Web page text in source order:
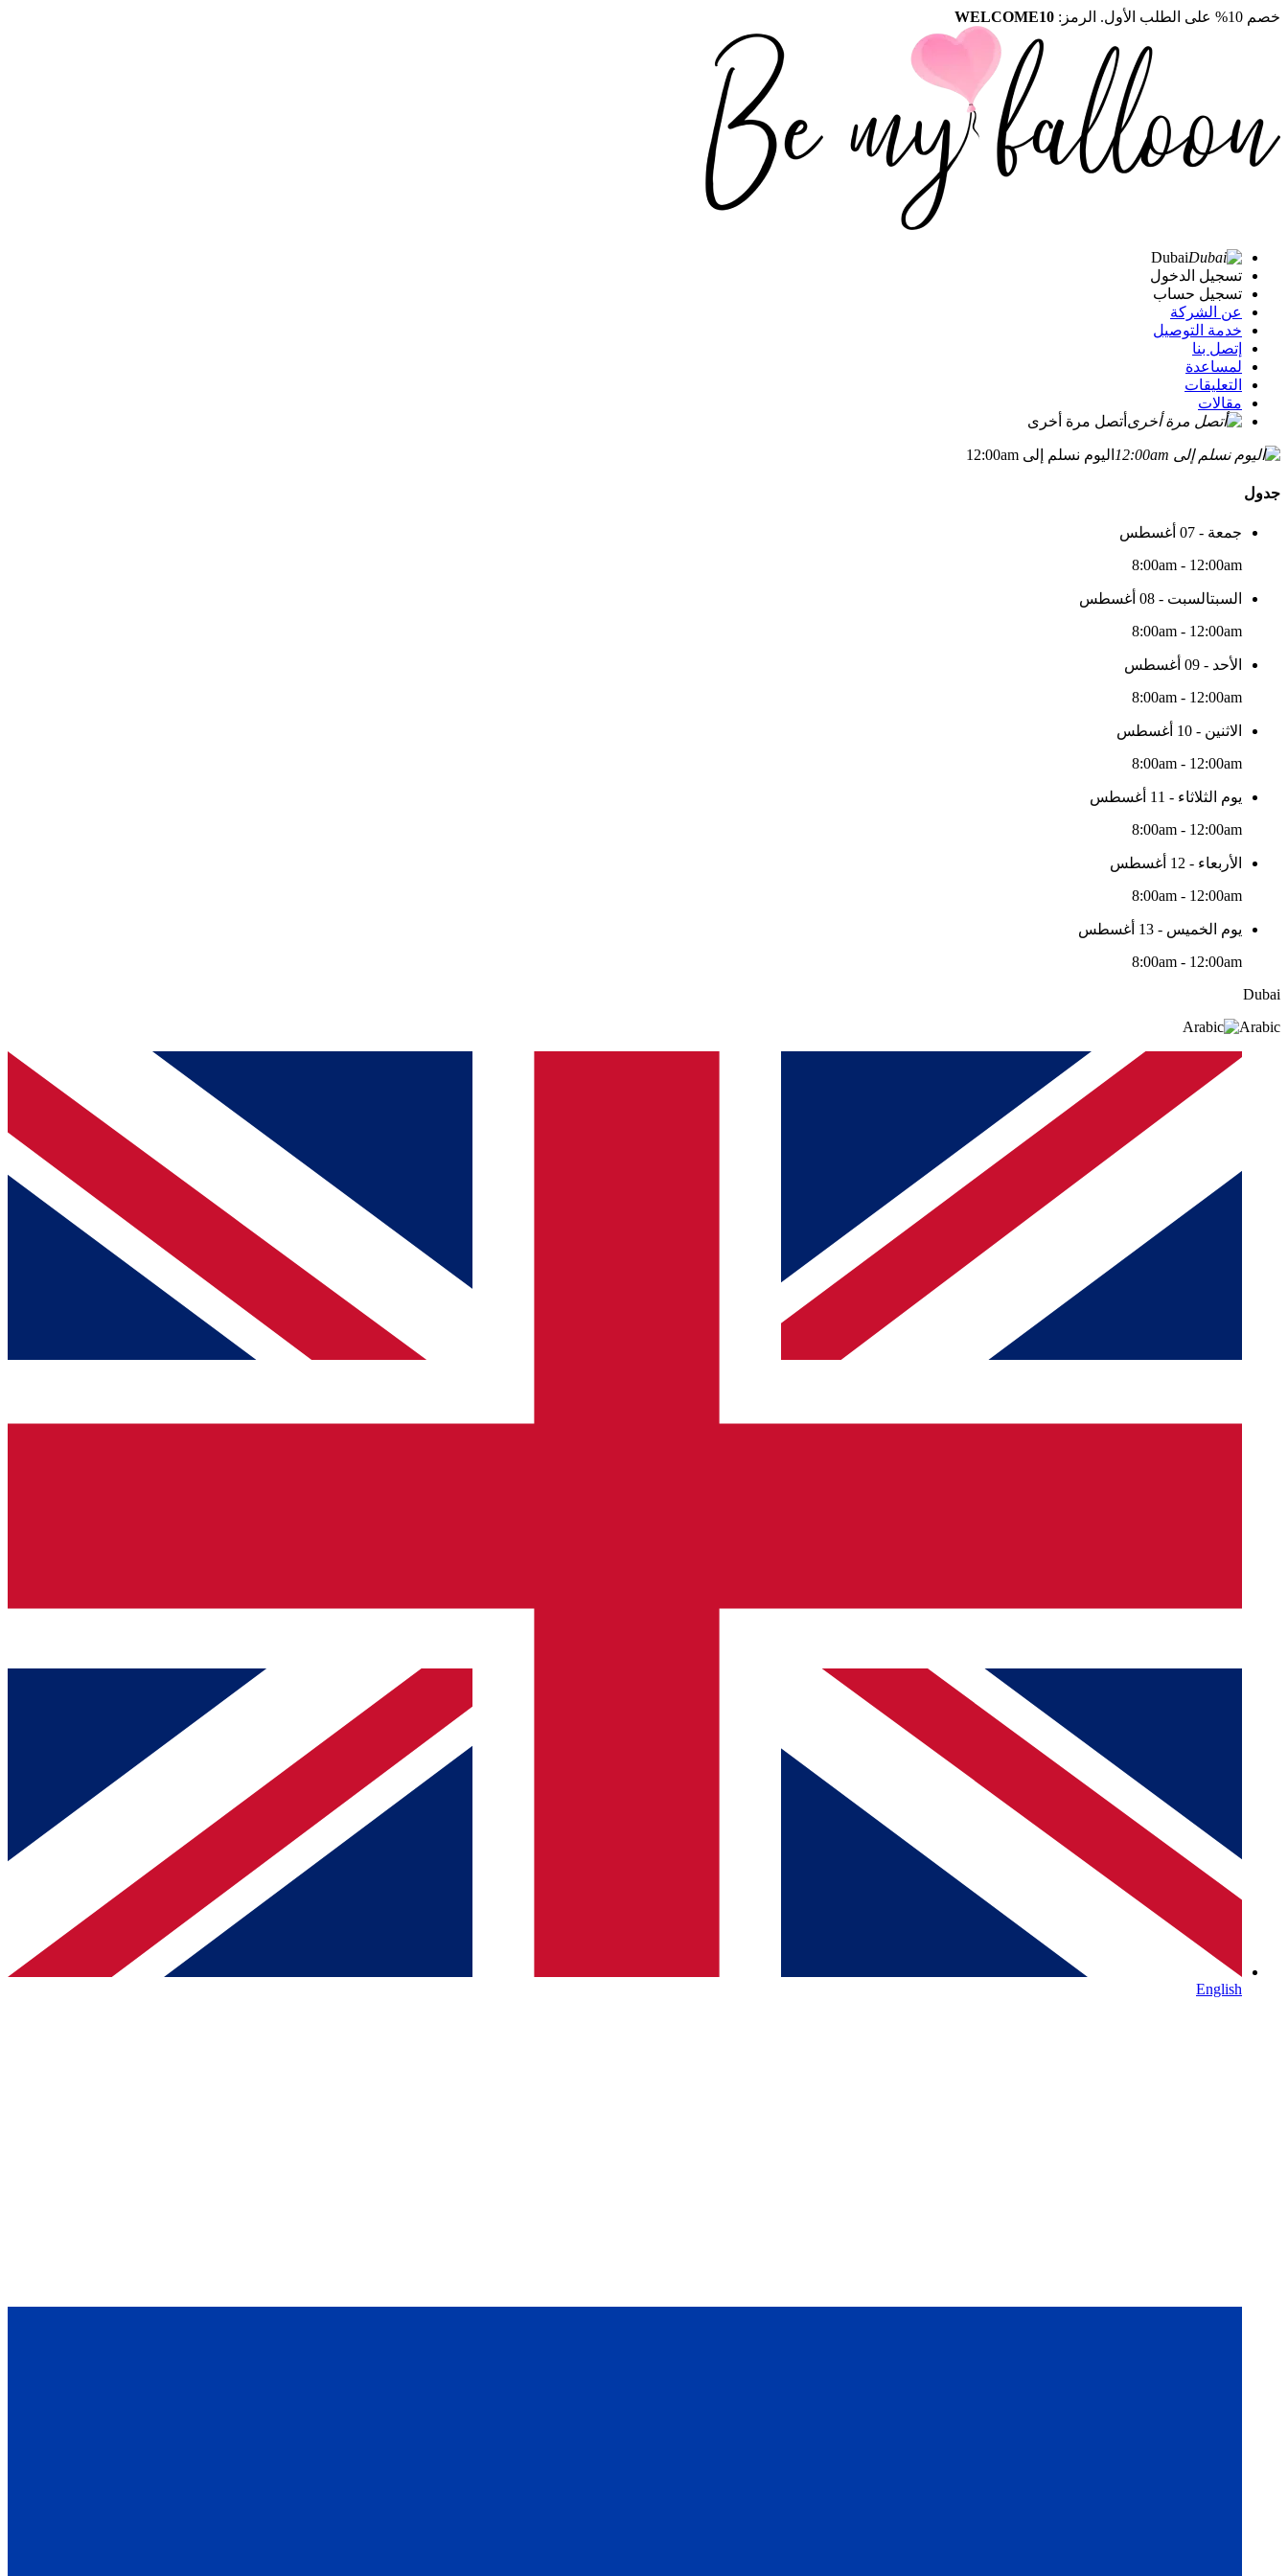
خصم 10% على الطلب الأول. الرمز: WELCOME10
Dubai
تسجيل الدخول
تسجيل حساب
عن الشركة
خدمة التوصيل
إتصل بنا
لمساعدة
التعليقات
مقالات
أتصل مرة أخرى
اليوم نسلم إلى 12:00am
جدول
جمعة - 07 أغسطس
8:00am - 12:00am
السبتالسبت - 08 أغسطس
8:00am - 12:00am
الأحد - 09 أغسطس
8:00am - 12:00am
الاثنين - 10 أغسطس
8:00am - 12:00am
يوم الثلاثاء - 11 أغسطس
8:00am - 12:00am
الأربعاء - 12 أغسطس
8:00am - 12:00am
يوم الخميس - 13 أغسطس
8:00am - 12:00am
Dubai
Arabic
English